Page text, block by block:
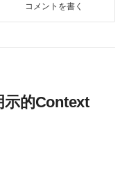
コメントを書く
的Context